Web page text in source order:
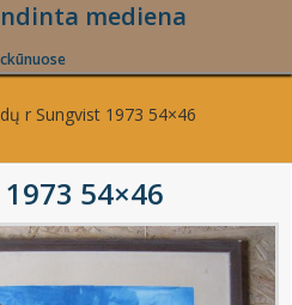
mediena
r Sungvist 1973 54×46
54×46